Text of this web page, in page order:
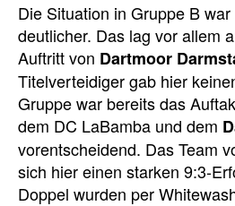
Die Situation in Gruppe B
deutlicher. Das lag vor allem
Auftritt von Dartmoor
Titelverteidiger gab hier
Gruppe war bereits das
dem DC LaBamba und dem
vorentscheidend. Das Team
sich hier einen starken 9:3-
Doppel wurden per